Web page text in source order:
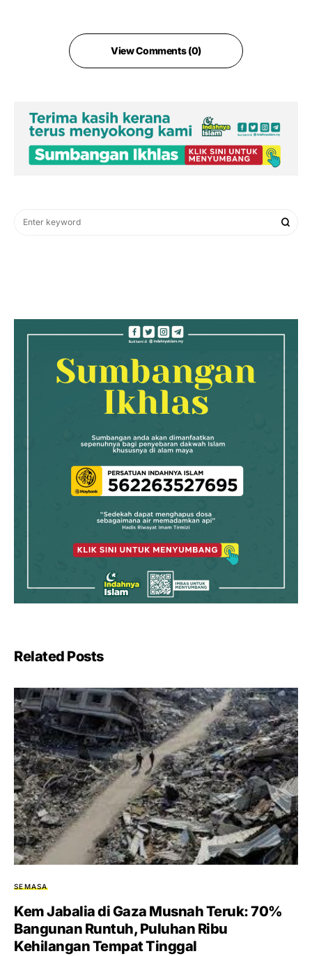
View Comments (0)
Related Posts
SEMASA
Kem Jabalia di Gaza Musnah Teruk: 70%
Bangunan Runtuh, Puluhan Ribu
Kehilangan Tempat Tinggal